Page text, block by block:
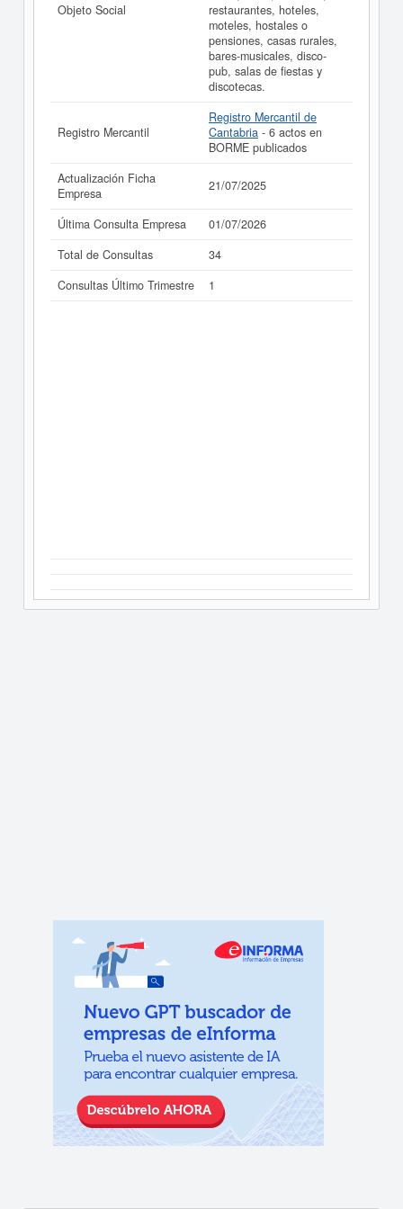
Objeto Social
restaurantes, hoteles,
moteles, hostales o
pensiones, casas rurales,
bares-musicales, disco-
pub, salas de fiestas y
discotecas.
Registro Mercantil
Registro Mercantil de
Cantabria - 6 actos en
BORME publicados
Actualización Ficha
Empresa
21/07/2025
Última Consulta Empresa
01/07/2026
Total de Consultas
34
Consultas Último Trimestre
1